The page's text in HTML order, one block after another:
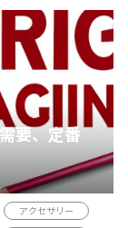
要、定番
アクセサリー